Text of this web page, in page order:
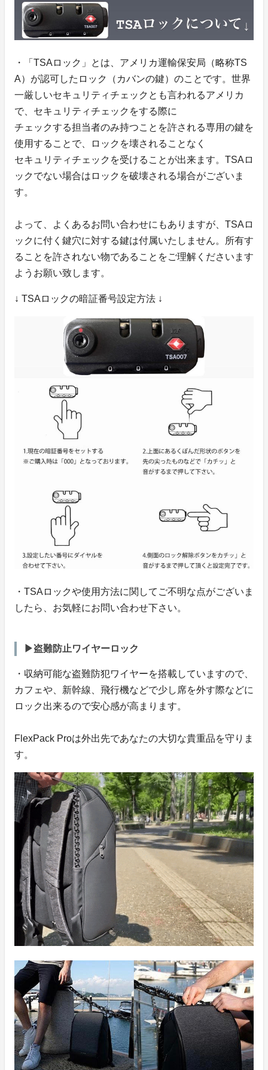
・「TSAロック」とは、アメリカ運輸保安局（略称TS
A）が認可したロック（カバンの鍵）のことです。世界
一厳しいセキュリティチェックとも言われるアメリカ
で、セキュリティチェックをする際に
チェックする担当者のみ持つことを許される専用の鍵を
使用することで、ロックを壊されることなく
セキュリティチェックを受けることが出来ます。TSAロ
ックでない場合はロックを破壊される場合がございま
す。
よって、よくあるお問い合わせにもありますが、TSAロ
ックに付く鍵穴に対する鍵は付属いたしません。所有す
ることを許されない物であることをご理解くださいます
ようお願い致します。
↓ TSAロックの暗証番号設定方法 ↓
・TSAロックや使用方法に関してご不明な点がございま
したら、お気軽にお問い合わせ下さい。
▶盗難防止ワイヤーロック
・収納可能な盗難防犯ワイヤーを搭載していますので、
カフェや、新幹線、飛行機などで少し席を外す際などに
ロック出来るので安心感が高まります。
FlexPack Proは外出先であなたの大切な貴重品を守りま
す。